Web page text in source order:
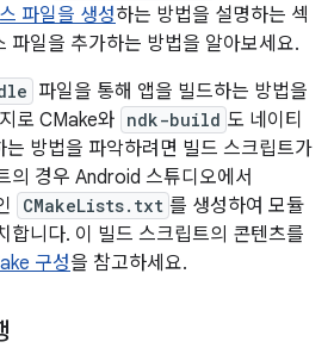
파일을 생성하는 방법을 설명하는 섹
파일을 추가하는 방법을 알아보세요.
파일을 통해 앱을 빌드하는 방법을
로 CMake와 ndk-build 도 네이티
방법을 파악하려면 빌드 스크립트가
의 경우 Android 스튜디오에서
CMakeLists.txt 를 생성하여 모듈
합니다. 이 빌드 스크립트의 콘텐츠를
구성을 참고하세요.